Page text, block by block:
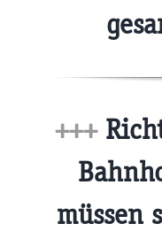
+++
müssen